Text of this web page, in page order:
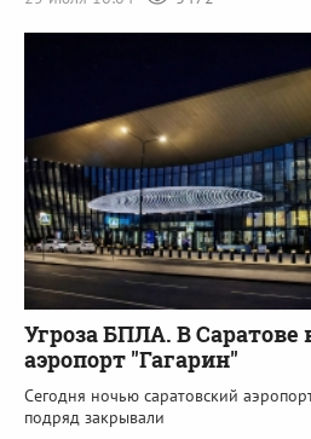
Угроза БПЛА. В
аэропорт "Гагарин"
Сегодня ночью саратовский
подряд закрывали